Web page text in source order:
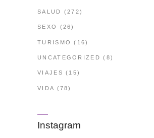
SALUD (272)
SEXO (26)
TURISMO (16)
UNCATEGORIZED (8)
VIAJES (15)
VIDA (78)
Instagram